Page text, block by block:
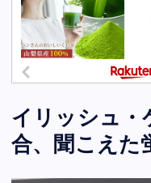
イリッシュ・
合、聞こえた